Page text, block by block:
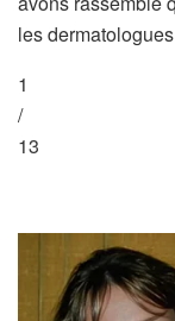
les
1
/
13